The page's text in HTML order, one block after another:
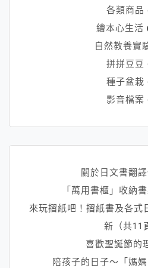
各類商品
繪本心生活
自然教養實
拼拼豆豆
種子盆栽
影音檔案
關於日文書翻
「萬用書櫃」收納
來玩摺紙吧！摺紙書及各式
新（共11
喜歡聖誕節的
陪孩子的日子～「媽媽